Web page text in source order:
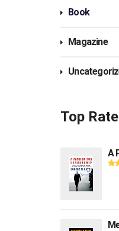
Book
Magazine
Top
A